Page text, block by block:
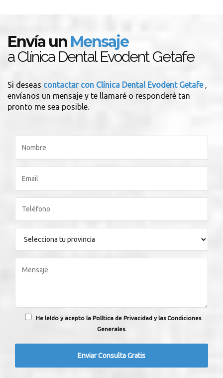
Envía un Mensaje
a Clínica Dental Evodent Getafe
Si deseas contactar con Clínica Dental Evodent Getafe ,
envíanos un mensaje y te llamaré o responderé tan
pronto me sea posible.
He leído y acepto la Política de Privacidad y las Condiciones
Generales.